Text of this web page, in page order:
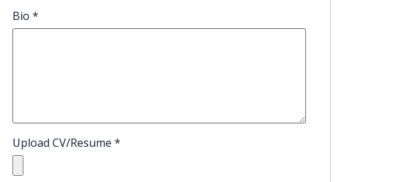
Bio *
Upload CV/Resume *